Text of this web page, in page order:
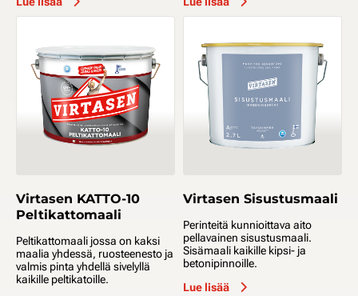
Virtasen KATTO-10
Peltikattomaali
Peltikattomaali jossa on kaksi
maalia yhdessä, ruosteenesto ja
valmis pinta yhdellä sivelyllä
kaikille peltikatoille.
Virtasen Sisustusmaali
Perinteitä kunnioittava aito
pellavainen sisustusmaali.
Sisämaali kaikille kipsi- ja
betonipinnoille.
Lue lisää